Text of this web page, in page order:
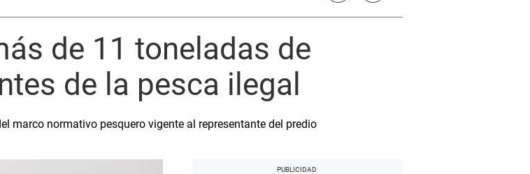
de 11 toneladas de
de la pesca ilegal
marco normativo pesquero vigente al representante del predio